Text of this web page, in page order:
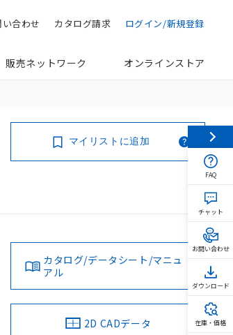
ログイン/新規登録
カタログ請求
合わせ
販売ネットワーク オンラインストア
マイリストに追加
カタログ/データシート/マニュ
アル
2D CADデータ
FAQ
チャット
お問い合わせ
ダウンロード
在庫・価格